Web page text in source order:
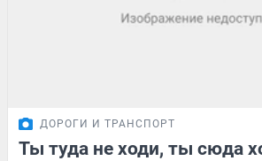
ДОРОГИ И ТРАНСПОРТ
Ты туда не ходи, ты сюда